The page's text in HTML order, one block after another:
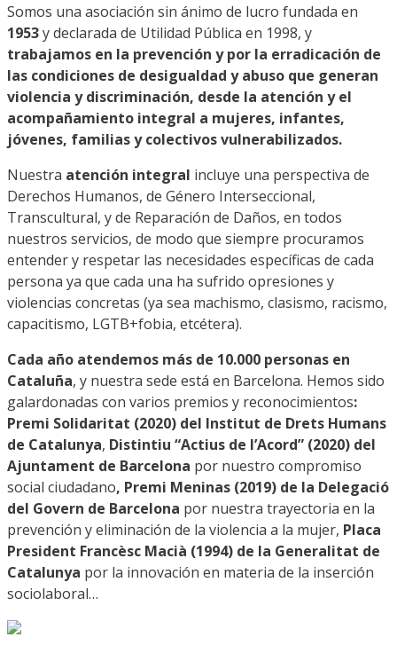
Somos una asociación sin ánimo de lucro fundada en
1953y declarada de Utilidad Pública en 1998, y
trabajamos en la prevención y por la erradicación de
las condiciones de desigualdad y abuso que generan
violencia y discriminación, desde la atención y el
acompañamiento integral a mujeres, infantes,
jóvenes, familias y colectivos vulnerabilizados.
Nuestra atención integral incluye una perspectiva de
Derechos Humanos, de Género Interseccional,
Transcultural, y de Reparación de Daños, en todos
nuestros servicios, de modo que siempre procuramos
entender y respetar las necesidades específicas de cada
persona ya que cada una ha sufrido opresiones y
violencias concretas (ya sea machismo, clasismo, racismo,
capacitismo, LGTB+fobia, etcétera).
Cada año atendemos más de 10.000 personas en
Cataluña, y nuestra sede está en Barcelona. Hemos sido
galardonadas con varios premios y reconocimientos:
Premi Solidaritat (2020) del Institut de Drets Humans
de Catalunya, Distintiu “Actius de l’Acord” (2020) del
Ajuntament de Barcelona por nuestro compromiso
social ciudadano, Premi Meninas (2019) de la Delegació
del Govern de Barcelona por nuestra trayectoria en la
prevención y eliminación de la violencia a la mujer, Placa
President Francèsc Macià (1994) de la Generalitat de
Catalunya por la innovación en materia de la inserción
sociolaboral…